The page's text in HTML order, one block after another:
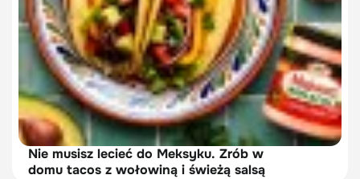
Nie musisz lecieć do Meksyku. Zrób w
domu tacos z wołowiną i świeżą salsą